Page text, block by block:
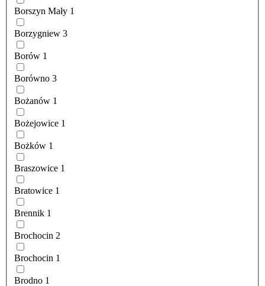
Borszyn Mały 1
Borzygniew 3
Borów 1
Borówno 3
Bożanów 1
Bożejowice 1
Bożków 1
Braszowice 1
Bratowice 1
Brennik 1
Brochocin 2
Brochocin 1
Brodno 1